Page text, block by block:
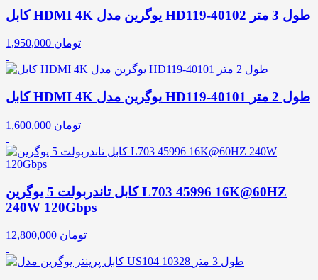
کابل HDMI 4K یوگرین مدل HD119-40102 طول 3 متر
1,950,000 تومان
کابل HDMI 4K یوگرین مدل HD119-40101 طول 2 متر
1,600,000 تومان
کابل تاندربولت 5 یوگرین L703 45996 16K@60HZ
240W 120Gbps
12,800,000 تومان